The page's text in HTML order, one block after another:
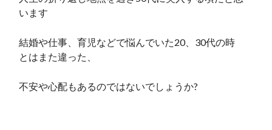
います
結婚や仕事、育児などで悩んでいた20、30代の時
とはまた違った、
不安や心配もあるのではないでしょうか?